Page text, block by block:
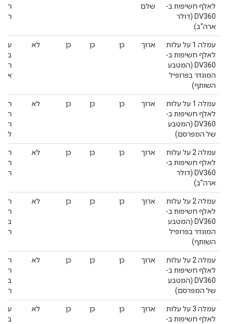
לאלף חשיפות ב-
DV360 (דולר
ארה"ב)
שלם
עמלה 1 על עלות
לאלף חשיפות ב-
DV360 (המטבע
המוגדר בפרופיל
השותף)
ארוך כן כן כן
לא
עמלה 1 על עלות
לאלף חשיפות ב-
DV360 (המטבע
של המפרסם)
ארוך כן כן כן לא
עמלה 2 על עלות
לאלף חשיפות ב-
DV360 (דולר
ארה"ב)
ארוך כן כן כן לא
עמלה 2 על עלות
לאלף חשיפות ב-
DV360 (המטבע
המוגדר בפרופיל
השותף)
ארוך כן כן כן לא
עמלה 2 על עלות
לאלף חשיפות ב-
DV360 (המטבע
של המפרסם)
ארוך כן כן כן לא
עמלה 3 על עלות
לאלף חשיפות ב-
ארוך כן כן כן
לא